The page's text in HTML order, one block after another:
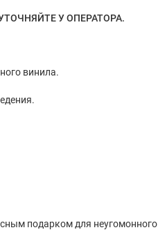
У ОПЕРАТОРА.
винила.
подарком для неугомонного